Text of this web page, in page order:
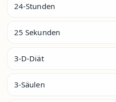
24-Stunden
25 Sekunden
3-D-Diät
3-Säulen